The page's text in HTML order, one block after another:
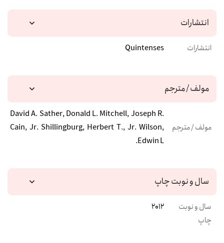
انتشارات
انتشارات Quintenses
مولف / مترجم
مولف / مترجم
David A. Sather, Donald L. Mitchell, Joseph R.
Cain, Jr. Shillingburg, Herbert T., Jr. Wilson,
Edwin L.
سال و نوبت چاپ
سال و نوبت
چاپ
2012